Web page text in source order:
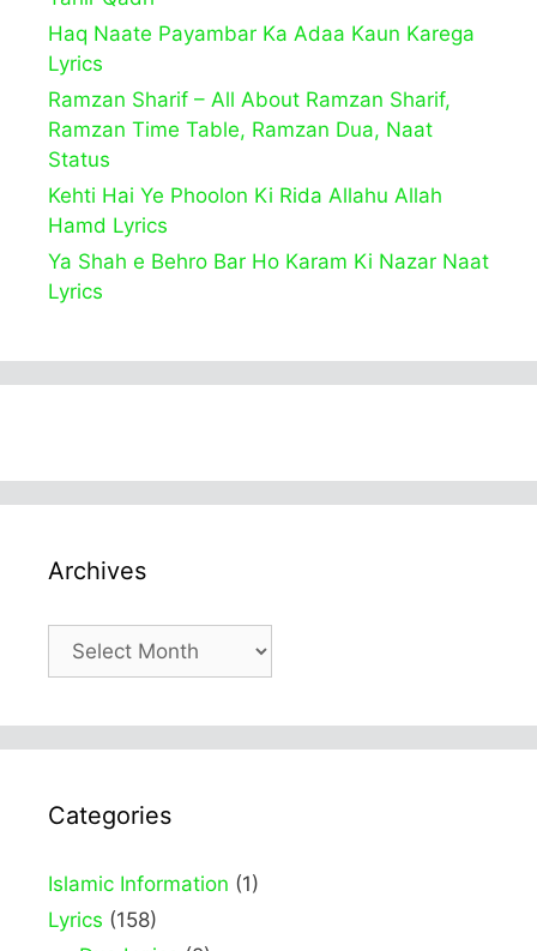
Haq Naate Payambar Ka Adaa Kaun Karega
Lyrics
Ramzan Sharif – All About Ramzan Sharif,
Ramzan Time Table, Ramzan Dua, Naat
Status
Kehti Hai Ye Phoolon Ki Rida Allahu Allah
Hamd Lyrics
Ya Shah e Behro Bar Ho Karam Ki Nazar Naat
Lyrics
Archives
Archives
Categories
Islamic Information (1)
Lyrics (158)